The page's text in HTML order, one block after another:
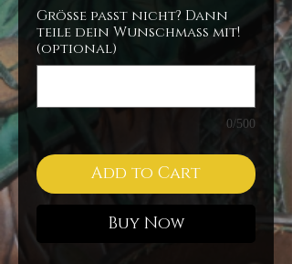
Größe passt nicht? Dann
teile dein Wunschmaß mit!
(optional)
0/500
Add to Cart
Buy Now